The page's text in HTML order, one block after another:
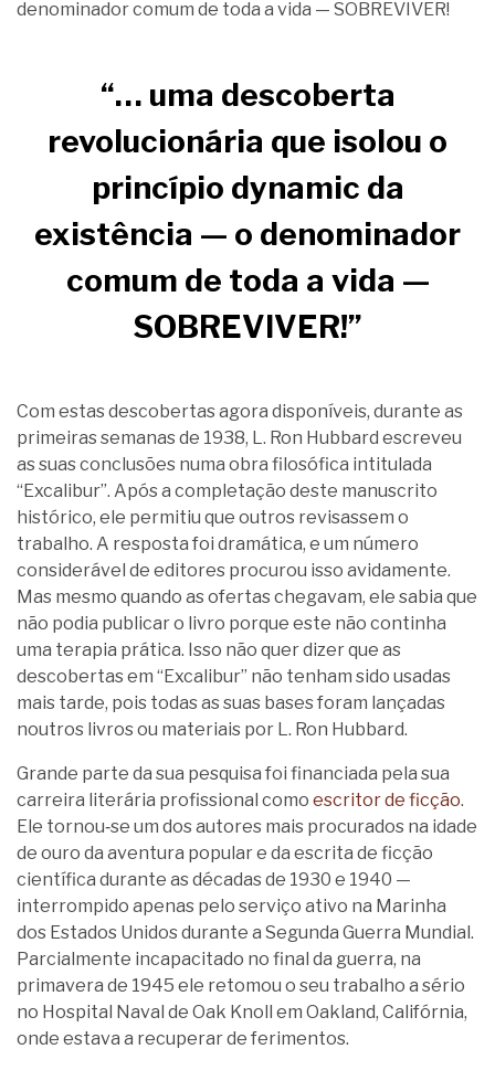
denominador comum de toda a vida — SOBREVIVER!
“… uma descoberta
revolucionária que isolou o
princípio dynamic da
existência — o denominador
comum de toda a vida —
SOBREVIVER!”
Com estas descobertas agora disponíveis, durante as
primeiras semanas de 1938, L. Ron Hubbard escreveu
as suas conclusões numa obra filosófica intitulada
“Excalibur”. Após a completação deste manuscrito
histórico, ele permitiu que outros revisassem o
trabalho. A resposta foi dramática, e um número
considerável de editores procurou isso avidamente.
Mas mesmo quando as ofertas chegavam, ele sabia que
não podia publicar o livro porque este não continha
uma terapia prática. Isso não quer dizer que as
descobertas em “Excalibur” não tenham sido usadas
mais tarde, pois todas as suas bases foram lançadas
noutros livros ou materiais por L. Ron Hubbard.
Grande parte da sua pesquisa foi financiada pela sua
carreira literária profissional como escritor de ficção.
Ele tornou‑se um dos autores mais procurados na idade
de ouro da aventura popular e da escrita de ficção
científica durante as décadas de 1930 e 1940 —
interrompido apenas pelo serviço ativo na Marinha
dos Estados Unidos durante a Segunda Guerra Mundial.
Parcialmente incapacitado no final da guerra, na
primavera de 1945 ele retomou o seu trabalho a sério
no Hospital Naval de Oak Knoll em Oakland, Califórnia,
onde estava a recuperar de ferimentos.